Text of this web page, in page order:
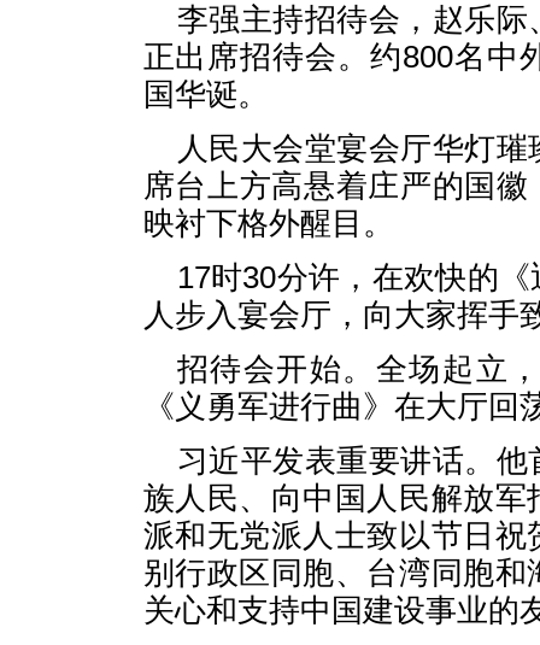
李强主持招待会，赵乐
正出席招待会。约800名中
国华诞。
人民大会堂宴会厅华灯
席台上方高悬着庄严的国徽
映衬下格外醒目。
17时30分许，在欢快的
人步入宴会厅，向大家挥手
招待会开始。全场起立
《义勇军进行曲》在大厅回
习近平发表重要讲话。
族人民、向中国人民解放
派和无党派人士致以节日
别行政区同胞、台湾同胞
关心和支持中国建设事业的